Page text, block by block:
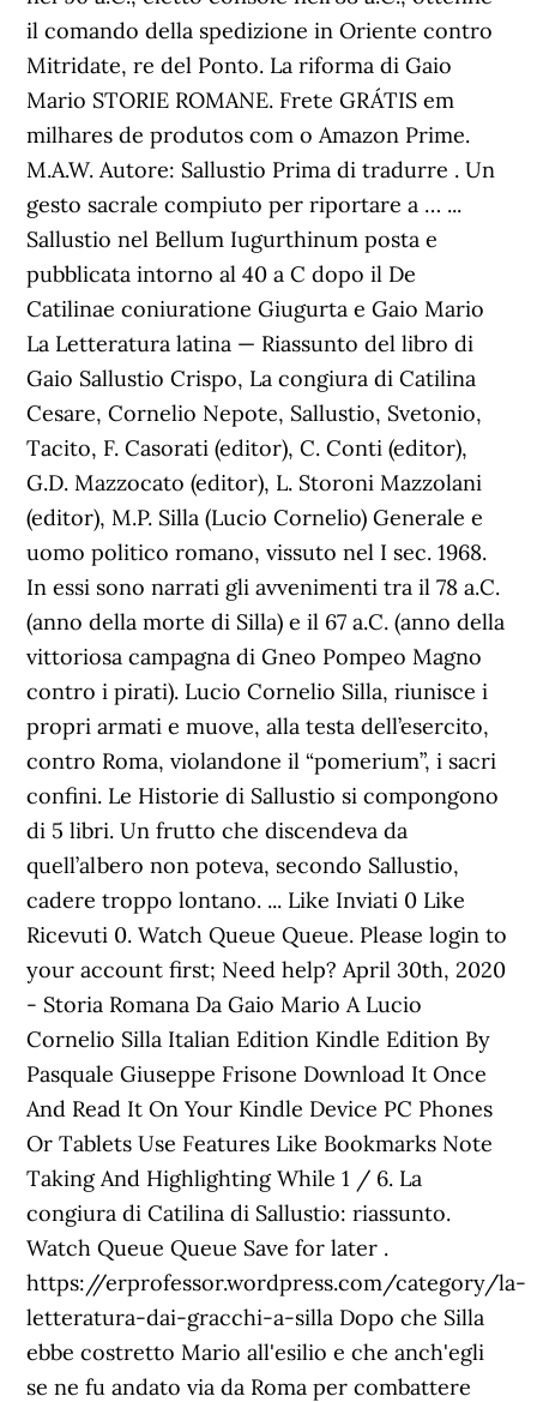
il comando della spedizione in Oriente contro
Mitridate, re del Ponto. La riforma di Gaio
Mario STORIE ROMANE. Frete GRÁTIS em
milhares de produtos com o Amazon Prime.
M.A.W. Autore: Sallustio Prima di tradurre . Un
gesto sacrale compiuto per riportare a … ...
Sallustio nel Bellum Iugurthinum posta e
pubblicata intorno al 40 a C dopo il De
Catilinae coniuratione Giugurta e Gaio Mario
La Letteratura latina — Riassunto del libro di
Gaio Sallustio Crispo, La congiura di Catilina
Cesare, Cornelio Nepote, Sallustio, Svetonio,
Tacito, F. Casorati (editor), C. Conti (editor),
G.D. Mazzocato (editor), L. Storoni Mazzolani
(editor), M.P. Silla (Lucio Cornelio) Generale e
uomo politico romano, vissuto nel I sec. 1968.
In essi sono narrati gli avvenimenti tra il 78 a.C.
(anno della morte di Silla) e il 67 a.C. (anno della
vittoriosa campagna di Gneo Pompeo Magno
contro i pirati). Lucio Cornelio Silla, riunisce i
propri armati e muove, alla testa dell’esercito,
contro Roma, violandone il “pomerium”, i sacri
confini. Le Historie di Sallustio si compongono
di 5 libri. Un frutto che discendeva da
quell’albero non poteva, secondo Sallustio,
cadere troppo lontano. ... Like Inviati 0 Like
Ricevuti 0. Watch Queue Queue. Please login to
your account first; Need help? April 30th, 2020
- Storia Romana Da Gaio Mario A Lucio
Cornelio Silla Italian Edition Kindle Edition By
Pasquale Giuseppe Frisone Download It Once
And Read It On Your Kindle Device PC Phones
Or Tablets Use Features Like Bookmarks Note
Taking And Highlighting While 1 / 6. La
congiura di Catilina di Sallustio: riassunto.
Watch Queue Queue Save for later .
https://erprofessor.wordpress.com/category/la-
letteratura-dai-gracchi-a-silla Dopo che Silla
ebbe costretto Mario all'esilio e che anch'egli
se ne fu andato via da Roma per combattere